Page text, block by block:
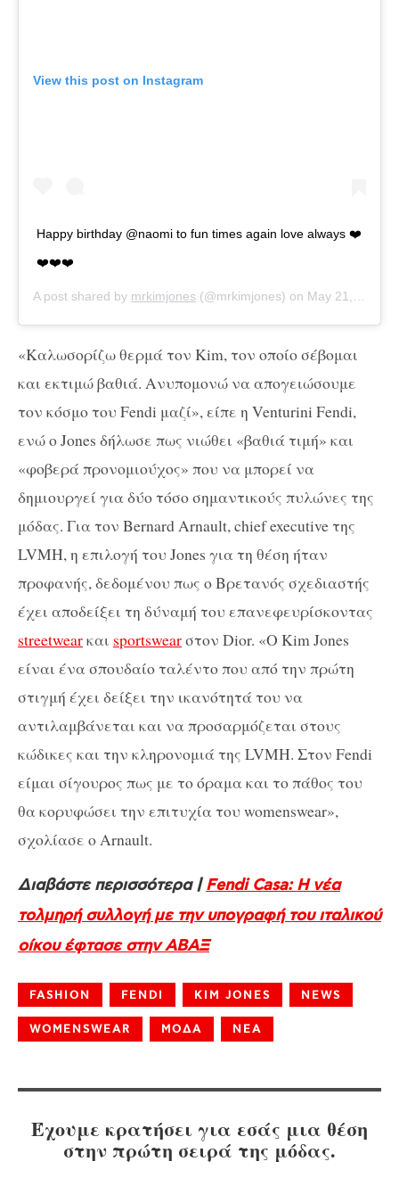
View this post on Instagram
Happy birthday @naomi to fun times again love always ❤️
❤️❤️❤️
A post shared by mrkimjones (@mrkimjones) on May 21, 2020 at 3:11pm PDT
«Καλωσορίζω θερμά τον Kim, τον οποίο σέβομαι
και εκτιμώ βαθιά. Ανυπομονώ να απογειώσουμε
τον κόσμο του Fendi μαζί», είπε η Venturini Fendi,
ενώ ο Jones δήλωσε πως νιώθει «βαθιά τιμή» και
«φοβερά προνομιούχος» που να μπορεί να
δημιουργεί για δύο τόσο σημαντικούς πυλώνες της
μόδας. Για τον Bernard Arnault, chief executive της
LVMH, η επιλογή του Jones για τη θέση ήταν
προφανής, δεδομένου πως ο Βρετανός σχεδιαστής
έχει αποδείξει τη δύναμή του επανεφευρίσκοντας
streetwearκαι sportswearστον Dior. «Ο Kim Jones
είναι ένα σπουδαίο ταλέντο που από την πρώτη
στιγμή έχει δείξει την ικανότητά του να
αντιλαμβάνεται και να προσαρμόζεται στους
κώδικες και την κληρονομιά της LVMH. Στον Fendi
είμαι σίγουρος πως με το όραμα και το πάθος του
θα κορυφώσει την επιτυχία του womenswear»,
σχολίασε ο Arnault.
Διαβάστε περισσότερα |Fendi Casa: H νέα
τολμηρή συλλογή με την υπογραφή του ιταλικού
οίκου έφτασε στην ABAΞ
FASHION FENDI KIM JONES NEWS
WOMENSWEAR ΜΟΔΑ ΝΕΑ
Έχουμε κρατήσει για εσάς μια θέση
στην πρώτη σειρά της μόδας.